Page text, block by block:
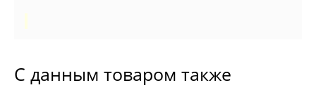
С данным товаром также